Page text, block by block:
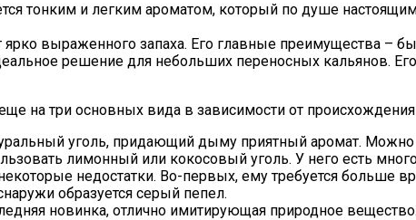
тонким и легким ароматом, который по душе
выраженного запаха. Его главные преимущества –
решение для небольших переносных кальянов.
на три основных вида в зависимости от
уголь, придающий дыму приятный аромат.
лимонный или кокосовый уголь. У него есть
недостатки. Во-первых, ему требуется больше
образуется серый пепел.
новинка, отлично имитирующая природное